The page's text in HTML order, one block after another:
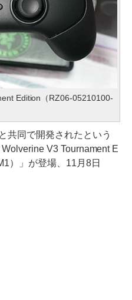
Edition（RZ06-05210100-
共同で開発されたという
V3 Tournament E
）」が登場、11月8日